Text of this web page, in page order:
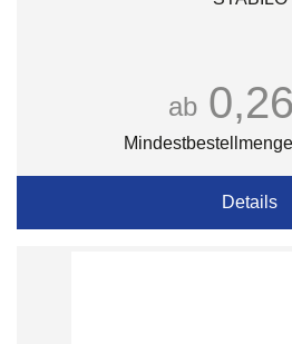
ab
Details